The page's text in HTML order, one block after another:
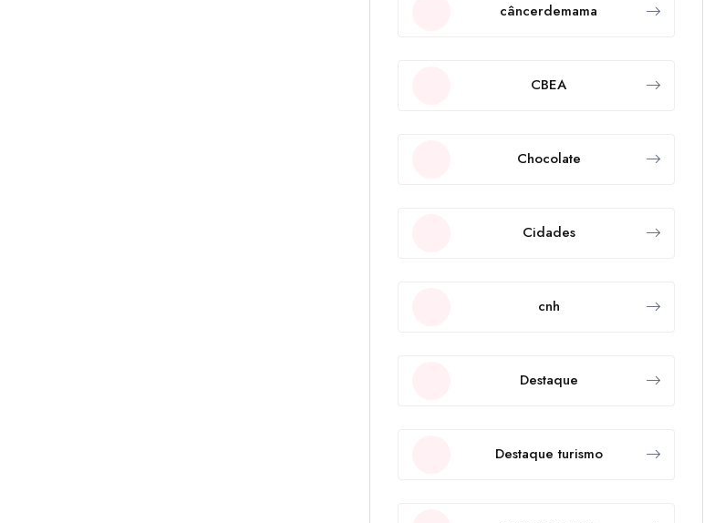
câncerdemama
CBEA
Chocolate
Cidades
cnh
Destaque
Destaque turismo